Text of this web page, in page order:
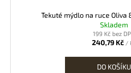
Tekuté mýdlo na ruce Oliva
Skladem
199 Kč bez
240,79 Kč /
DO KOŠÍKU